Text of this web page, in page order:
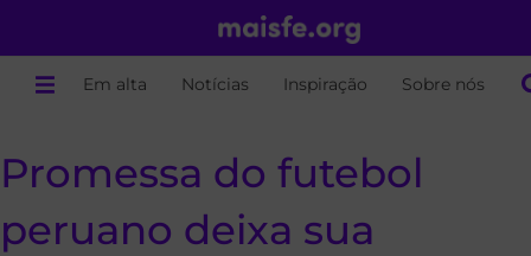
Em alta Notícias Inspiração Sobre nós
Promessa do futebol
peruano deixa sua